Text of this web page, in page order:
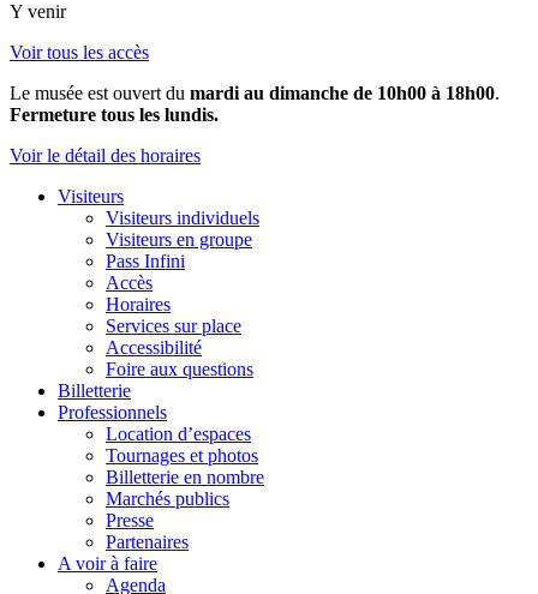
Y venir
Voir tous les accès
Le musée est ouvert du mardi au dimanche de 10h00 à 18h00.
Fermeture tous les lundis.
Voir le détail des horaires
Visiteurs
Visiteurs individuels
Visiteurs en groupe
Pass Infini
Accès
Horaires
Services sur place
Accessibilité
Foire aux questions
Billetterie
Professionnels
Location d’espaces
Tournages et photos
Billetterie en nombre
Marchés publics
Presse
Partenaires
A voir à faire
Agenda